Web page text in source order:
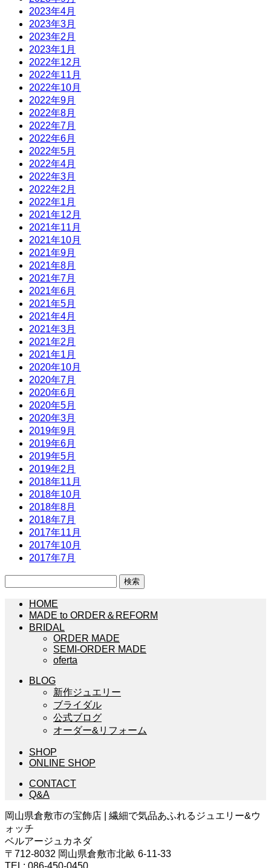
2023年4月
2023年3月
2023年2月
2023年1月
2022年12月
2022年11月
2022年10月
2022年9月
2022年8月
2022年7月
2022年6月
2022年5月
2022年4月
2022年3月
2022年2月
2022年1月
2021年12月
2021年11月
2021年10月
2021年9月
2021年8月
2021年7月
2021年6月
2021年5月
2021年4月
2021年3月
2021年2月
2021年1月
2020年10月
2020年7月
2020年6月
2020年5月
2020年3月
2019年9月
2019年6月
2019年5月
2019年2月
2018年11月
2018年10月
2018年8月
2018年7月
2017年11月
2017年10月
2017年7月
HOME
MADE to ORDER＆REFORM
BRIDAL
ORDER MADE
SEMI-ORDER MADE
oferta
BLOG
新作ジュエリー
ブライダル
公式ブログ
オーダー&リフォーム
SHOP
ONLINE SHOP
CONTACT
Q&A
岡山県倉敷市の宝飾店 | 繊細で気品あふれるジュエリー&ウ
ォッチ
ベルアージュカネダ
〒712-8032 岡山県倉敷市北畝 6-11-33